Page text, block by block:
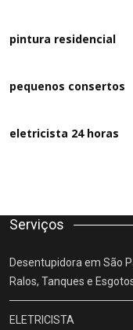
pintura residencial
pequenos consertos
eletricista 24 horas
Serviços
Desentupidora em São
Ralos, Tanques e
ELETRICISTA